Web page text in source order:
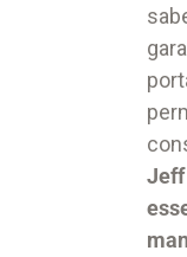
Jeff